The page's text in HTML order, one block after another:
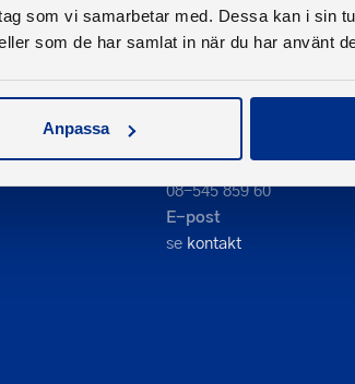
som vi samarbetar med. Dessa kan i sin
som de har samlat in när du har använt
Anpassa
Telefon
08-545 859 60
E-post
se kontakt